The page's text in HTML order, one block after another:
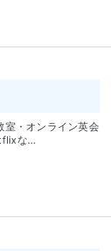
室・オンライン英会
な…